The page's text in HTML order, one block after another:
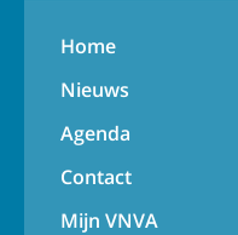
Home
Nieuws
Agenda
Contact
Mijn VNVA